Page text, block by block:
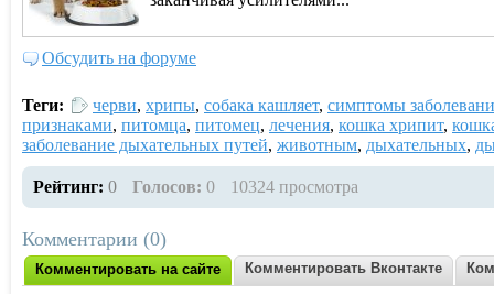
Обсудить на форуме
Теги: черви, хрипы, собака кашляет, симптомы
признаками, питомца, питомец, лечения, кошка хрипит,
заболевание дыхательных путей, животным, дыхательных,
Рейтинг: 0 Голосов: 0 10324 просмотра
Комментарии (0)
Комментировать на сайте Комментировать Вконтакте